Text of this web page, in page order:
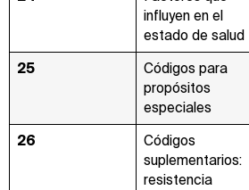
influyen en el
estado de salud
25
Códigos para
propósitos
especiales
26
Códigos
suplementarios:
resistencia